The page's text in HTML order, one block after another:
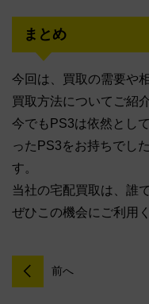
まとめ
今回は、買取の需要や
買取方法についてご紹
今でもPS3は依然とし
ったPS3をお持ちでし
す。
当社の宅配買取は、誰
ぜひこの機会にご利用
前へ